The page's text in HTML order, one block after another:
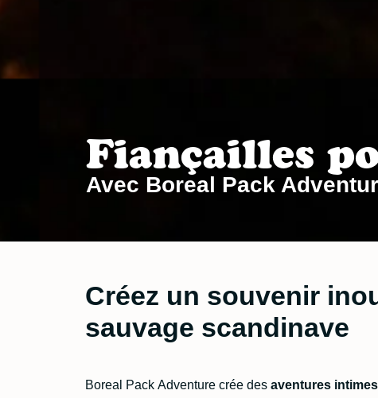
Fiançailles
Avec Boreal Pack
Créez un souvenir
sauvage scandinave
Boreal Pack Adventure crée desaventures